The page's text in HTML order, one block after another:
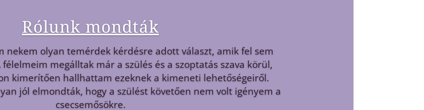
Rólunk mondták
vagytok mindannyian, nagyon jól éreztem magam veletek és
az a mindenre kiterjedő tudás, szakértelem és tapasztalat
ami veletek érkezik.
itt van velünk, és tényleg sok mindent fel tudtunk használni